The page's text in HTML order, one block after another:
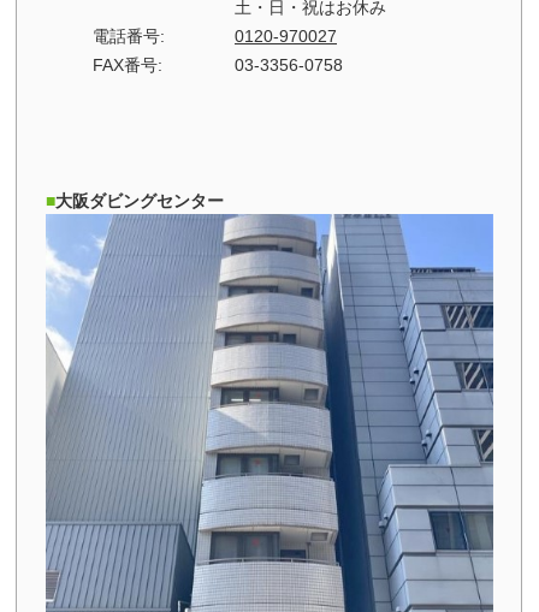
土・日・祝はお休み
電話番号:
0120-970027
FAX番号:
03-3356-0758
大阪ダビングセンター